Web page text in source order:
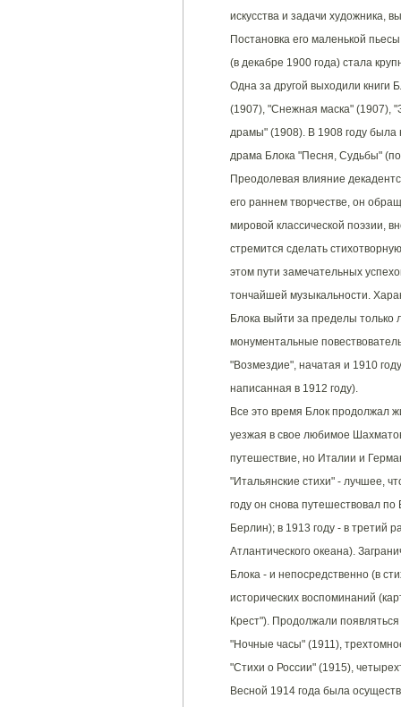
искусства и задачи художника,
Постановка его маленькой
(в декабре 1900 года) стала
Одна за другой выходили книги
(1907), "Снежная маска" (1907),
драмы" (1908). В 1908 году была
драма Блока "Песня, Судьбы"
Преодолевая влияние
его раннем творчестве, он
мировой классической поэзии,
стремится сделать
этом пути замечательных
тончайшей музыкальности.
Блока выйти за пределы только
монументальные
"Возмездие", начатая и 1910
написанная в 1912 году).
Все это время Блок продолжал
уезжая в свое любимое
путешествие, но Италии и
"Итальянские стихи" - лучшее,
году он снова путешествовал
Берлин); в 1913 году - в третий
Атлантического океана).
Блока - и непосредственно (в
исторических воспоминаний
Крест"). Продолжали
"Ночные часы" (1911),
"Стихи о России" (1915),
Весной 1914 года была